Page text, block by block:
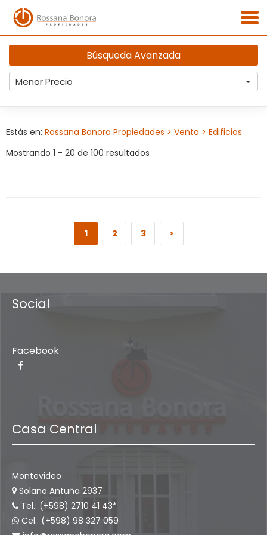
Búsqueda Avanzada
Menor Precio
Estás en: Rossana Bonora Propiedades > Venta > Edificios
Mostrando 1 - 20 de 100 resultados
1 2 3 >
Social
Facebook
Casa Central
Montevideo
Solano Antuña 2937
Tel.: (+598) 2710 41 43*
Cel.: (+598) 98 327 059